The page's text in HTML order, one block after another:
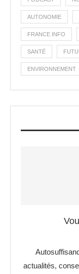
AUTONOMIE
FRANCE INFO
SANTÉ
ENVIRONNEMENT
actualités,